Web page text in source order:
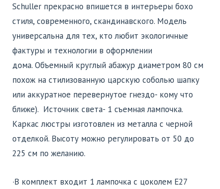
Schuller прекрасно впишется в интерьеры бохо
стиля, современного, скандинавского. Модель
универсальна для тех, кто любит экологичные
фактуры и технологии в оформлении
дома. Объемный круглый абажур диаметром 80 см
похож на стилизованную царскую соболью шапку
или аккуратное перевернутое гнездо- кому что
ближе). Источник света- 1 съемная лампочка.
Каркас люстры изготовлен из металла с черной
отделкой. Высоту можно регулировать от 50 до
225 см по желанию.
·В комплект входит 1 лампочка с цоколем E27